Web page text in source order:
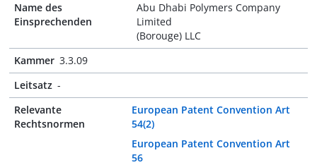
Name des
Einsprechenden
Abu Dhabi Polymers Company
Limited
(Borouge) LLC
Kammer 3.3.09
Leitsatz -
Relevante
Rechtsnormen
European Patent Convention Art
54(2)
European Patent Convention Art
56